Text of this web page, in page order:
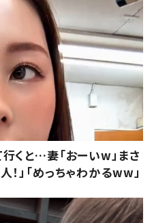
くと…妻「おーいw」まさ
」「めっちゃわかるww」